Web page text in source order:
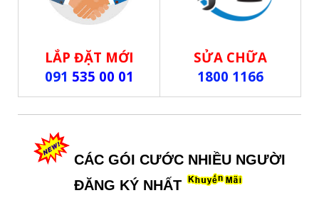
LẮP ĐẶT MỚI
091 535 00 01
SỬA CHỮA
1800 1166
CÁC GÓI CƯỚC NHIỀU NGƯỜI
ĐĂNG KÝ NHẤT